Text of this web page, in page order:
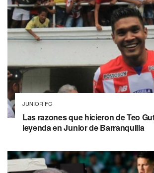
JUNIOR FC
Las razones que hicieron de Teo
leyenda en Junior de Barranquilla